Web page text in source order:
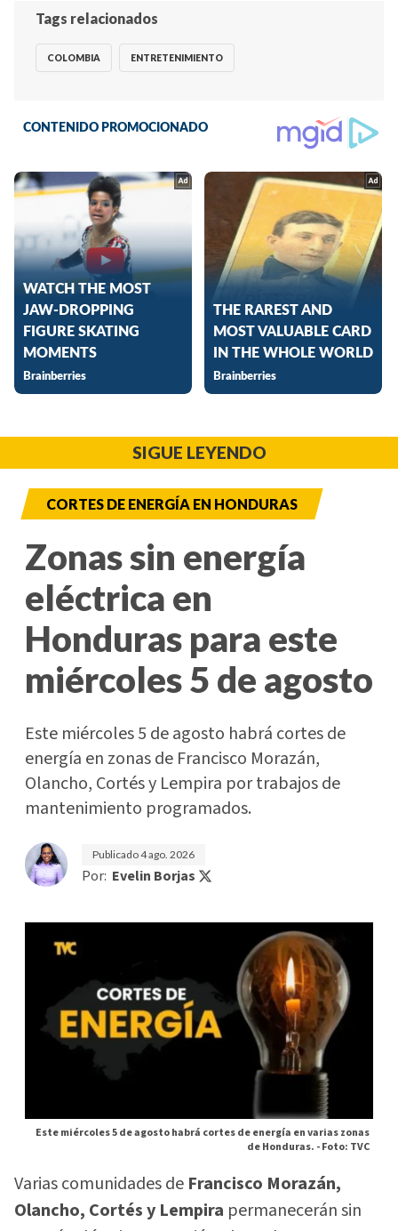
Tags relacionados
COLOMBIA ENTRETENIMIENTO
SIGUE LEYENDO
CORTES DE ENERGÍA EN HONDURAS
Zonas sin energía
eléctrica en
Honduras para este
miércoles 5 de agosto
Este miércoles 5 de agosto habrá cortes de
energía en zonas de Francisco Morazán,
Olancho, Cortés y Lempira por trabajos de
mantenimiento programados.
Publicado4 ago. 2026
Por: Evelin Borjas
Este miércoles 5 de agosto habrá cortes de energía en varias zonas
de Honduras. -Foto: TVC
Varias comunidades de Francisco Morazán,
Olancho, Cortés y Lempira permanecerán sin